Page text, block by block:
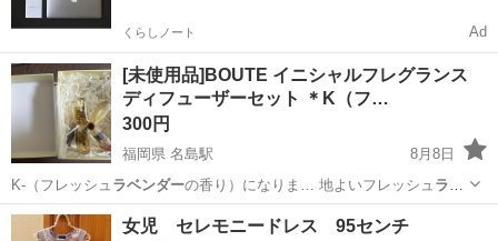
くらしノート Ad
[未使用品]BOUTE イニシャルフレグランス
ディフューザーセット ＊K（フ…
300円
福岡県 名島駅
8月8日
K-（フレッシュ ラベンダーの香り）になりま… 地よいフレッシュ ラベ
ンダーの香りが持続しま…
福岡 福岡市 名島駅 芳香剤、消臭剤
女児 セレモニードレス 95センチ